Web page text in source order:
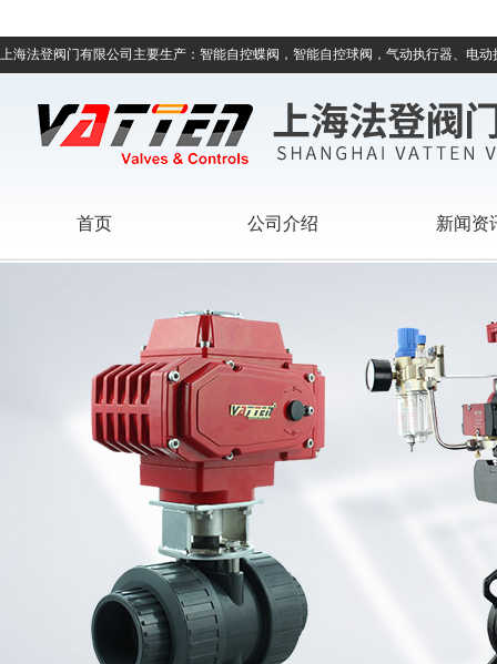
上海法登阀门有限公司主要生产：智能自控蝶阀，智能自控球阀，气动执行器、电
首页 公司介绍 新闻资